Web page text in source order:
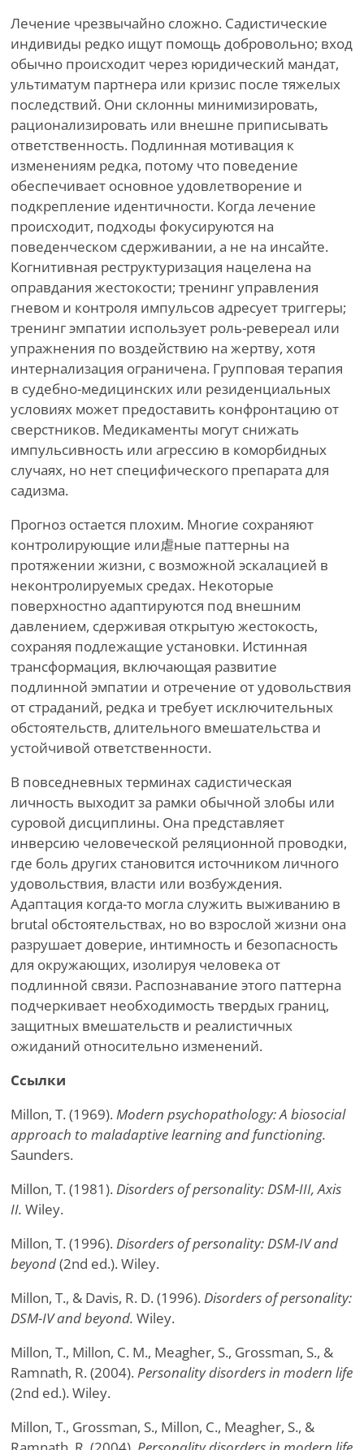
Лечение чрезвычайно сложно. Садистические
индивиды редко ищут помощь добровольно; вход
обычно происходит через юридический мандат,
ультиматум партнера или кризис после тяжелых
последствий. Они склонны минимизировать,
рационализировать или внешне приписывать
ответственность. Подлинная мотивация к
изменениям редка, потому что поведение
обеспечивает основное удовлетворение и
подкрепление идентичности. Когда лечение
происходит, подходы фокусируются на
поведенческом сдерживании, а не на инсайте.
Когнитивная реструктуризация нацелена на
оправдания жестокости; тренинг управления
гневом и контроля импульсов адресует триггеры;
тренинг эмпатии использует роль-ревереал или
упражнения по воздействию на жертву, хотя
интернализация ограничена. Групповая терапия
в судебно-медицинских или резиденциальных
условиях может предоставить конфронтацию от
сверстников. Медикаменты могут снижать
импульсивность или агрессию в коморбидных
случаях, но нет специфического препарата для
садизма.
Прогноз остается плохим. Многие сохраняют
контролирующие или虐ные паттерны на
протяжении жизни, с возможной эскалацией в
неконтролируемых средах. Некоторые
поверхностно адаптируются под внешним
давлением, сдерживая открытую жестокость,
сохраняя подлежащие установки. Истинная
трансформация, включающая развитие
подлинной эмпатии и отречение от удовольствия
от страданий, редка и требует исключительных
обстоятельств, длительного вмешательства и
устойчивой ответственности.
В повседневных терминах садистическая
личность выходит за рамки обычной злобы или
суровой дисциплины. Она представляет
инверсию человеческой реляционной проводки,
где боль других становится источником личного
удовольствия, власти или возбуждения.
Адаптация когда-то могла служить выживанию в
brutal обстоятельствах, но во взрослой жизни она
разрушает доверие, интимность и безопасность
для окружающих, изолируя человека от
подлинной связи. Распознавание этого паттерна
подчеркивает необходимость твердых границ,
защитных вмешательств и реалистичных
ожиданий относительно изменений.
Ссылки
Millon, T. (1969). Modern psychopathology: A biosocial
approach to maladaptive learning and functioning.
Saunders.
Millon, T. (1981). Disorders of personality: DSM-III, Axis
II. Wiley.
Millon, T. (1996). Disorders of personality: DSM-IV and
beyond(2nd ed.). Wiley.
Millon, T., & Davis, R. D. (1996). Disorders of personality:
DSM-IV and beyond. Wiley.
Millon, T., Millon, C. M., Meagher, S., Grossman, S., &
Ramnath, R. (2004). Personality disorders in modern life
(2nd ed.). Wiley.
Millon, T., Grossman, S., Millon, C., Meagher, S., &